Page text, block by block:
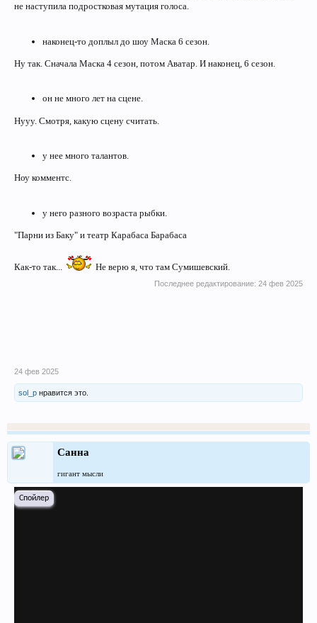
не наступила подростковая мутация голоса.
наконец-то доплыл до шоу Маска 6 сезон.
Ну так. Сначала Маска 4 сезон, потом Аватар. И наконец, 6 сезон.
он не много лет на сцене.
Нууу. Смотря, какую сцену считать.
у нее много талантов.
Ноу комментс.
у него разного возраста рыбки.
"Парни из Баку" и театр Карабаса Барабаса
Как-то так... Не верю я, что там Сумишевский.
Последнее редактирование: 24 фев 2025
24 фев 2025
sol_p нравится это.
Санна
гигант мысли
Спойлер